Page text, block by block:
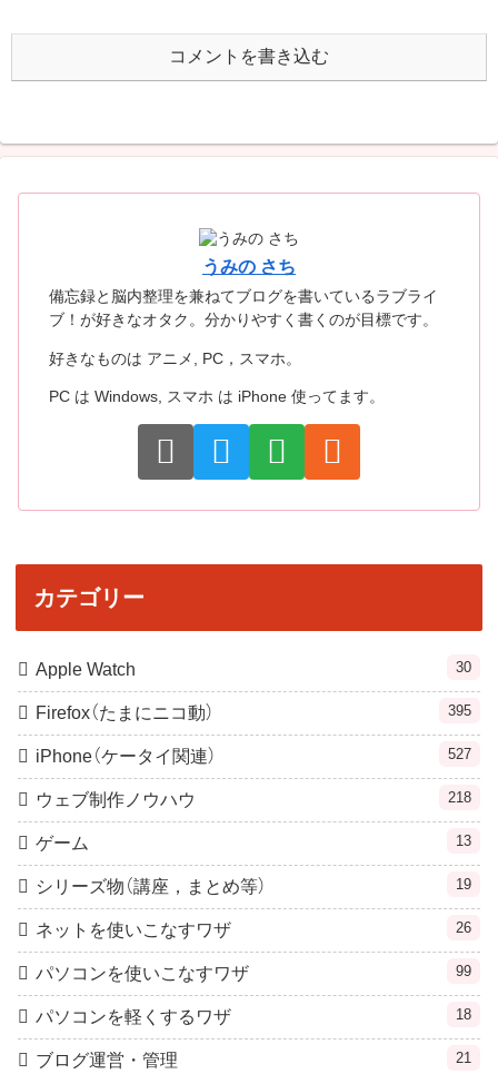
コメントを書き込む
うみの さち
備忘録と脳内整理を兼ねてブログを書いているラブライ
ブ！が好きなオタク。分かりやすく書くのが目標です。
好きなものは アニメ, PC，スマホ。
PC は Windows, スマホ は iPhone 使ってます。
カテゴリー
Apple Watch 30
Firefox（たまにニコ動） 395
iPhone（ケータイ関連） 527
ウェブ制作ノウハウ 218
ゲーム 13
シリーズ物（講座，まとめ等） 19
ネットを使いこなすワザ 26
パソコンを使いこなすワザ 99
パソコンを軽くするワザ 18
ブログ運営・管理 21